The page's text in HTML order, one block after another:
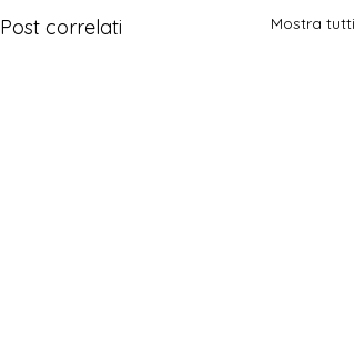
Post correlati Mostra tutti